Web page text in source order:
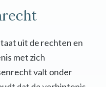
uit de rechten en
met zich
valt onder